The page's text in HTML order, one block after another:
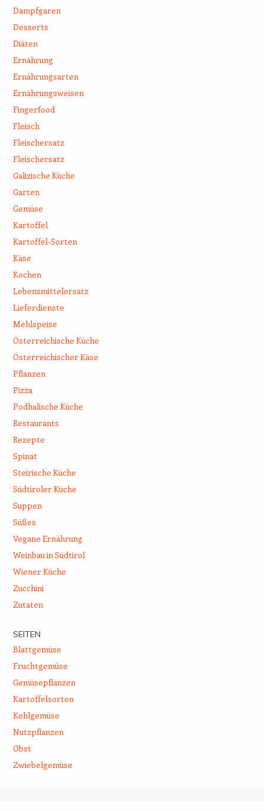
Dampfgaren
Desserts
Diäten
Ernährung
Ernährungsarten
Ernährungsweisen
Fingerfood
Fleisch
Fleischersatz
Fleischersatz
Galizische Küche
Garten
Gemüse
Kartoffel
Kartoffel-Sorten
Käse
Kochen
Lebensmittelersatz
Lieferdienste
Mehlspeise
Österreichische Küche
Österreichischer Käse
Pflanzen
Pizza
Podhalische Küche
Restaurants
Rezepte
Spinat
Steirische Küche
Südtiroler Küche
Suppen
Süßes
Vegane Ernährung
Weinbau in Südtirol
Wiener Küche
Zucchini
Zutaten
SEITEN
Blattgemüse
Fruchtgemüse
Gemüsepflanzen
Kartoffelsorten
Kohlgemüse
Nutzpflanzen
Obst
Zwiebelgemüse